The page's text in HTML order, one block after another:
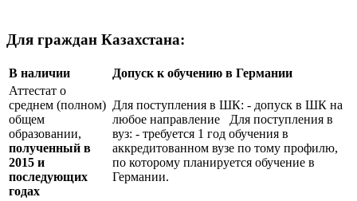
Для граждан Казахстана:
В наличии
Допуск к обучению в Германии
Аттестат о
среднем (полном)
общем
образовании,
полученный в
2015 и
последующих
годах
Для поступления в ШК: - допуск в ШК на
любое направление Для поступления в
вуз: - требуется 1 год обучения в
аккредитованном вузе по тому профилю,
по которому планируется обучение в
Германии.